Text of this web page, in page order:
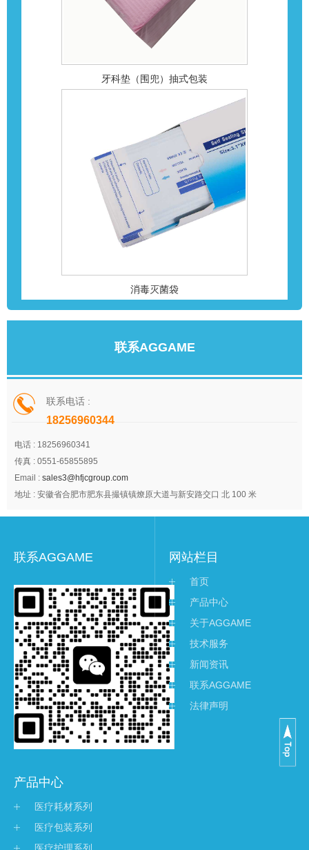
牙科垫（围兜）抽式包装
消毒灭菌袋
联系AGGAME
联系电话 :
18256960344
电话 : 18256960341
传真 : 0551-65855895
Email : sales3@hfjcgroup.com
地址 : 安徽省合肥市肥东县撮镇镇燎原大道与新安路交口 北 100 米
联系AGGAME 网站栏目
首页
产品中心
关于AGGAME
技术服务
新闻资讯
联系AGGAME
法律声明
产品中心
医疗耗材系列
医疗包装系列